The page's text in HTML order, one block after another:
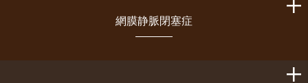
網膜静脈閉塞症